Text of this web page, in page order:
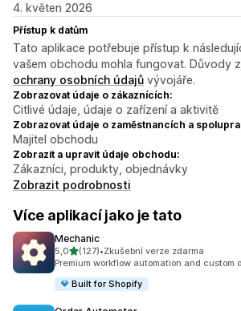
4. květen 2026
Přístup k datům
Tato aplikace potřebuje přístup k
vašem obchodu mohla fungovat. Důvody
ochrany osobních údajů vývojáře.
Zobrazovat údaje o zákaznících:
Citlivé údaje, údaje o zařízení a aktivitě
Zobrazovat údaje o zaměstnancích a
Majitel obchodu
Zobrazit a upravit údaje obchodu:
Zákazníci, produkty, objednávky
Zobrazit podrobnosti
Více aplikací jako je tato
Mechanic
5,0z 5 hvězd
(127)
Celkový počet recenzí: 127
•Zkušební verze zdarma
Premium workflow automation and custom
Built for Shopify